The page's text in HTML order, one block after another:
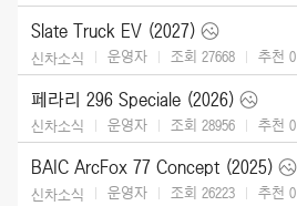
Slate Truck EV (2027)
신차소식 운영자 조회 27668 추천 0
페라리 296 Speciale (2026)
신차소식 운영자 조회 28956 추천 0
BAIC ArcFox 77 Concept (2025)
신차소식 운영자 조회 26223 추천 0